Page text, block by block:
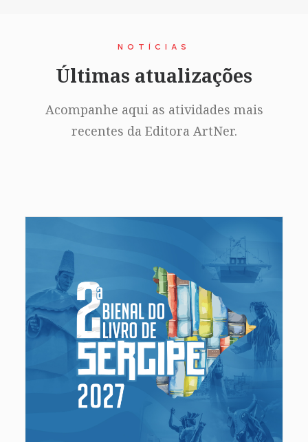
NOTÍCIAS
Últimas atualizações
Acompanhe aqui as atividades mais
recentes da Editora ArtNer.